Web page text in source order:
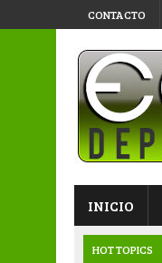
CONTACTO
INICIO
HOT TOPICS